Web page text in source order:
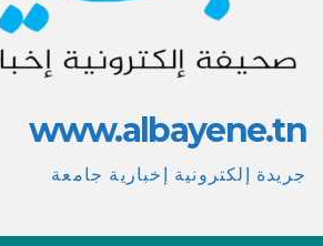
www.albayene.tn
جريدة إلكترونية إخبارية جامعة